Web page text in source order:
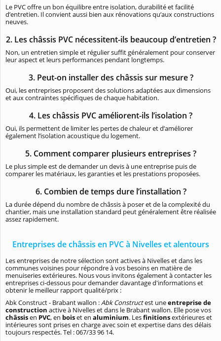
Le PVC offre un bon équilibre entre isolation, durabilité et facilité
d’entretien. Il convient aussi bien aux rénovations qu’aux constructions
neuves.
2. Les châssis PVC nécessitent-ils beaucoup d’entretien ?
Non, un entretien simple et régulier suffit généralement pour conserver
leur aspect et leurs performances pendant longtemps.
3. Peut-on installer des châssis sur mesure ?
Oui, les entreprises proposent des solutions adaptées aux dimensions
et aux contraintes spécifiques de chaque habitation.
4. Les châssis PVC améliorent-ils l’isolation ?
Oui, ils permettent de limiter les pertes de chaleur et d’améliorer
également l’isolation acoustique du logement.
5. Comment comparer plusieurs entreprises ?
Le plus simple est de demander un devis à une entreprise puis de
comparer les matériaux, les garanties et les prestations proposées.
6. Combien de temps dure l’installation ?
La durée dépend du nombre de châssis à poser et de la complexité du
chantier, mais une installation standard peut généralement être réalisée
assez rapidement.
Entreprises de châssis en PVC à Nivelles et alentours
Les entreprises de notre sélection sont actives à Nivelles et dans les
communes voisines pour répondre à vos besoins en matière de
menuiseries extérieures. Nous vous invitons également à contacter les
entreprises ci-dessous pour demander davantage d'informations et
obtenir le meilleur rapport qualité/prix :
Abk Construct - Brabant wallon :Abk Constructest uneentreprise de
construction active à Nivelles et dans le Brabant wallon. Elle pose vos
châssisen PVC, en boiset en aluminium. Lesfinitionsextérieures et
intérieures sont prises en charge avec soin et expertise dans des délais
toujours respectés. Tel :067/33 96 14.